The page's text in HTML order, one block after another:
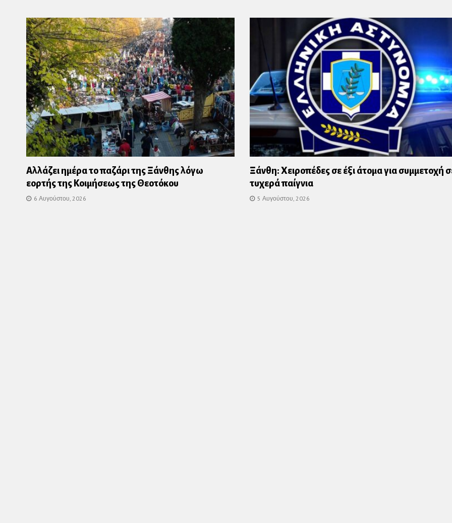
Αλλάζει ημέρα το παζάρι της Ξάνθης λόγω
εορτής της Κοιμήσεως της Θεοτόκου
6 Αυγούστου, 2026
Ξάνθη: Χειροπέδες σε έξι άτομα για συμμετοχή
τυχερά παίγνια
5 Αυγούστου, 2026